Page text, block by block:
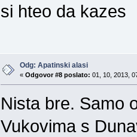
si hteo da kazes
Odg: Apatinski alasi
« Odgovor #8 poslato: 01, 10, 2013,
Nista bre. Samo
Vukovima s